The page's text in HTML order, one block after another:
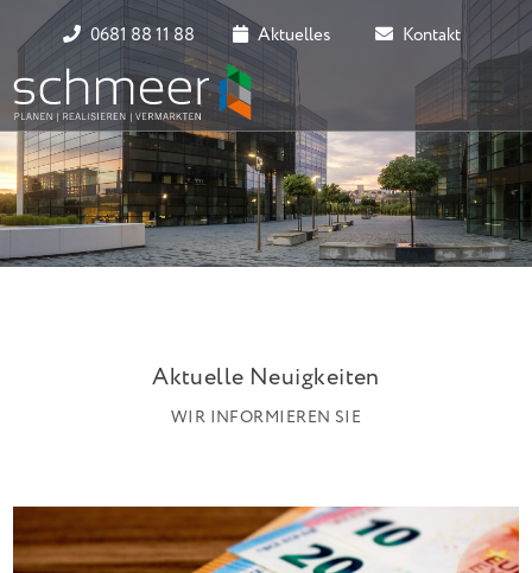
0681 88 11 88 Aktuelles Kontakt
Aktuelle Neuigkeiten
WIR INFORMIEREN SIE